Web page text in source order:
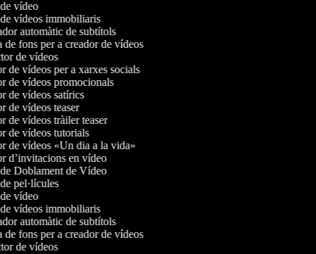
vídeo
vídeos immobiliaris
automàtic de subtítols
fons per a creador de vídeos
de vídeos
de vídeos per a xarxes socials
de vídeos promocionals
de vídeos satírics
de vídeos teaser
de vídeos tràiler teaser
de vídeos tutorials
de vídeos «Un dia a la vida»
d’invitacions en vídeo
Doblament de Vídeo
pel·lícules
vídeo
vídeos immobiliaris
automàtic de subtítols
fons per a creador de vídeos
de vídeos